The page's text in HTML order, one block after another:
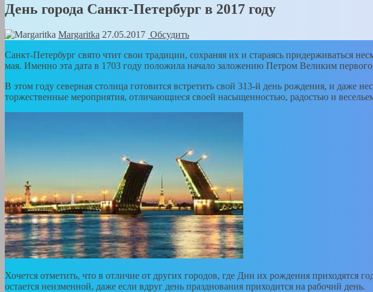
День города Санкт-Петербург в 2017 году
Margaritka 27.05.2017 Обсудить
Санкт-Петербург свято чтит свои традиции, сохраняя их и стараясь придерживаться
мая. Именно эта дата в 1703 году положила начало заложению Петром Великим
В этом году северная столица готовится встретить свой 313-й день рождения, и даже
торжественные мероприятия, отличающиеся своей насыщенностью, радостью и
Хочется отметить, что в отличие от других городов, где Дни их рождения приходятся
остается неизменной, даже если вдруг день празднования приходится на рабочий день.